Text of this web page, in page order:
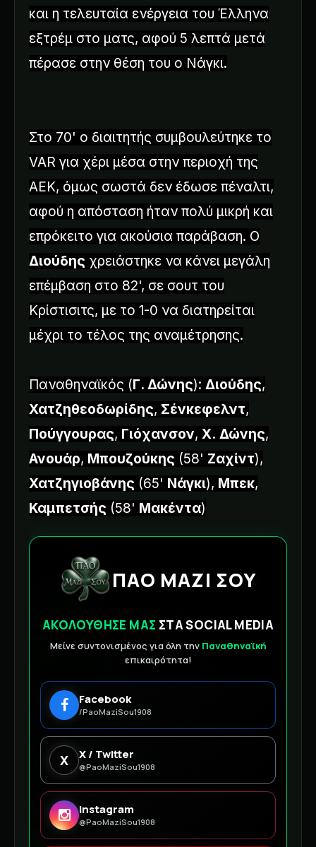
και η τελευταία ενέργεια του Έλληνα
εξτρέμ στο ματς, αφού 5 λεπτά μετά
πέρασε στην θέση του ο Νάγκι.
Στο 70' ο διαιτητής συμβουλεύτηκε το
VAR για χέρι μέσα στην περιοχή της
ΑΕΚ, όμως σωστά δεν έδωσε πέναλτι,
αφού η απόσταση ήταν πολύ μικρή και
επρόκειτο για ακούσια παράβαση. Ο
Διούδης χρειάστηκε να κάνει μεγάλη
επέμβαση στο 82', σε σουτ του
Κρίστισιτς, με το 1-0 να διατηρείται
μέχρι το τέλος της αναμέτρησης.
Παναθηναϊκός (Γ. Δώνης): Διούδης,
Χατζηθεοδωρίδης, Σένκεφελντ,
Πούγγουρας, Γιόχανσον, Χ. Δώνης,
Ανουάρ, Μπουζούκης (58' Ζαχίντ),
Χατζηγιοβάνης (65' Νάγκι), Μπεκ,
Καμπετσής (58' Μακέντα)
ΠΑΟ ΜΑΖΙ ΣΟΥ
ΑΚΟΛΟΥΘΗΣΕ ΜΑΣ ΣΤΑ SOCIAL MEDIA
Μείνε συντονισμένος για όλη την Παναθηναϊκή
επικαιρότητα!
Facebook
/PaoMaziSou1908
X X / Twitter
@PaoMaziSou1908
Instagram
@PaoMaziSou1908